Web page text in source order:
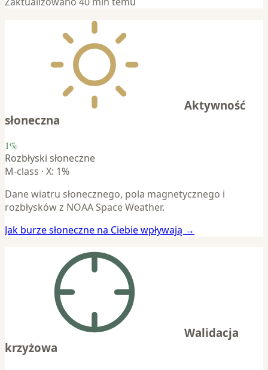
Aktywność
słoneczna
1%
Rozbłyski słoneczne
M-class · X: 1%
Dane wiatru słonecznego, pola magnetycznego i
rozbłysków z NOAA Space Weather.
Jak burze słoneczne na Ciebie wpływają →
Walidacja
krzyżowa